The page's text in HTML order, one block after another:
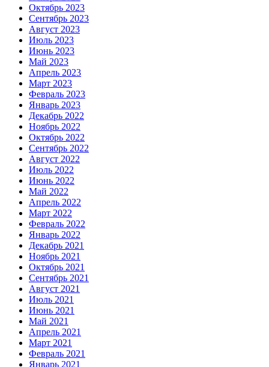
Октябрь 2023
Сентябрь 2023
Август 2023
Июль 2023
Июнь 2023
Май 2023
Апрель 2023
Март 2023
Февраль 2023
Январь 2023
Декабрь 2022
Ноябрь 2022
Октябрь 2022
Сентябрь 2022
Август 2022
Июль 2022
Июнь 2022
Май 2022
Апрель 2022
Март 2022
Февраль 2022
Январь 2022
Декабрь 2021
Ноябрь 2021
Октябрь 2021
Сентябрь 2021
Август 2021
Июль 2021
Июнь 2021
Май 2021
Апрель 2021
Март 2021
Февраль 2021
Январь 2021